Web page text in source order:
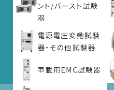
ント/バースト試験
器
電源電圧変動試験
器・その他試験器
車載用EMC試験器